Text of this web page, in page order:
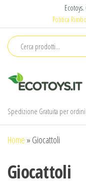
Politica
Spedizione Gratuita per
Home » Giocattoli
Giocattoli